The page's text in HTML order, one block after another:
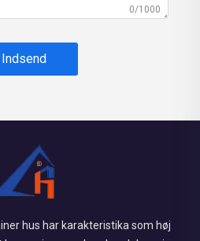
0/1000
Indsend
hus har karakteristika som høj